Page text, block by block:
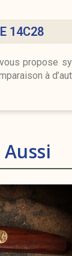
14C28
vous
à